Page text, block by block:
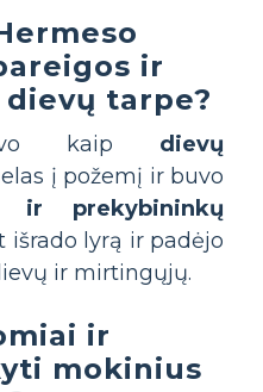
ir
tarpe?
kaip dievų
į požemį ir buvo
ir prekybininkų
išrado lyrą ir padėjo
ir mirtingųjų.
ir
mokinius